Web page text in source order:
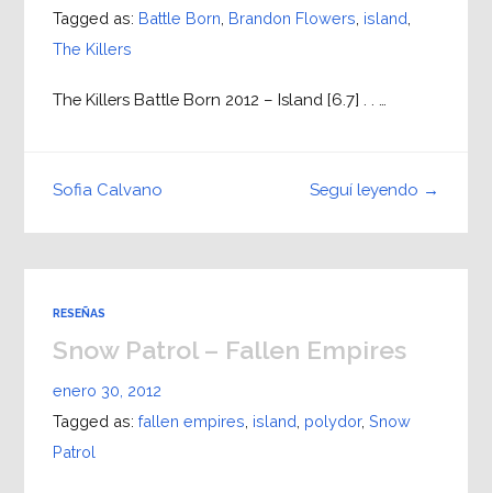
Tagged as: Battle Born Brandon Flowers island
The Killers
The Killers Battle Born 2012 – Island [6.7] . . …
Seguí leyendo →
Sofia Calvano
RESEÑAS
Snow Patrol – Fallen Empires
enero 30, 2012
Tagged as: fallen empires island polydor, Snow
Patrol